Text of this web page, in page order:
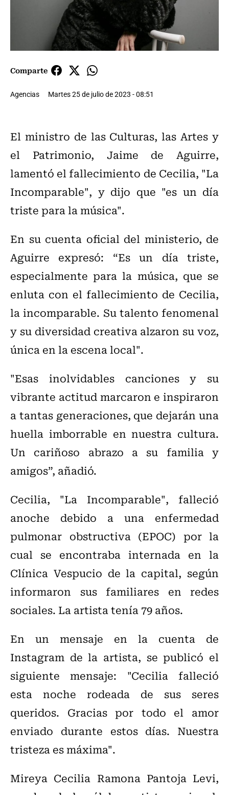
Comparte
Agencias Martes 25 de julio de 2023 - 08:51
El ministro de las Culturas, las Artes y
el Patrimonio, Jaime de Aguirre,
lamentó el fallecimiento de Cecilia, "La
Incomparable", y dijo que "es un día
triste para la música".
En su cuenta oficial del ministerio, de
Aguirre expresó: “Es un día triste,
especialmente para la música, que se
enluta con el fallecimiento de Cecilia,
la incomparable. Su talento fenomenal
y su diversidad creativa alzaron su voz,
única en la escena local".
"Esas inolvidables canciones y su
vibrante actitud marcaron e inspiraron
a tantas generaciones, que dejarán una
huella imborrable en nuestra cultura.
Un cariñoso abrazo a su familia y
amigos”, añadió.
Cecilia, "La Incomparable", falleció
anoche debido a una enfermedad
pulmonar obstructiva (EPOC) por la
cual se encontraba internada en la
Clínica Vespucio de la capital, según
informaron sus familiares en redes
sociales. La artista tenía 79 años.
En un mensaje en la cuenta de
Instagram de la artista, se publicó el
siguiente mensaje: "Cecilia falleció
esta noche rodeada de sus seres
queridos. Gracias por todo el amor
enviado durante estos días. Nuestra
tristeza es máxima".
Mireya Cecilia Ramona Pantoja Levi,